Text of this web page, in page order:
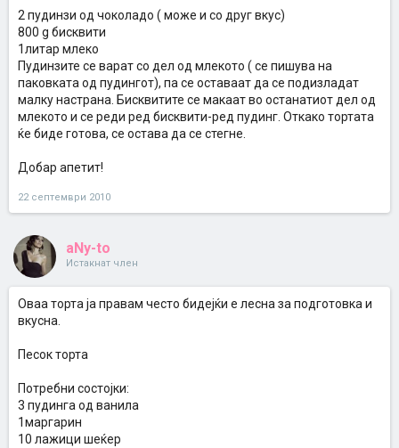
2 пудинзи од чоколадо ( може и со друг вкус)
800 g бисквити
1литар млеко
Пудинзите се варат со дел од млекото ( се пишува на
паковката од пудингот), па се оставаат да се подизладат
малку настрана. Бисквитите се макаат во останатиот дел од
млекото и се реди ред бисквити-ред пудинг. Откако тортата
ќе биде готова, се остава да се стегне.
Добар апетит!
22 септември 2010
aNy-to
Истакнат член
Оваа торта ја правам често бидејќи е лесна за подготовка и
вкусна.
Песок торта
Потребни состојки:
3 пудинга од ванила
1маргарин
10 лажици шеќер